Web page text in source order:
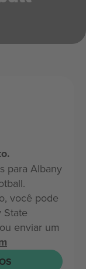
para Albany
você pode
enviar um